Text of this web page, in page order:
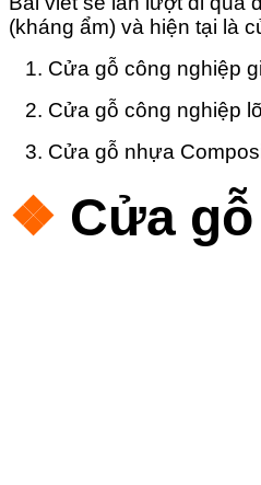
(kháng ẩm) và hiện tại là
1. Cửa gỗ công nghiệp
2. Cửa gỗ công nghiệp
3. Cửa gỗ nhựa
❖ Cửa